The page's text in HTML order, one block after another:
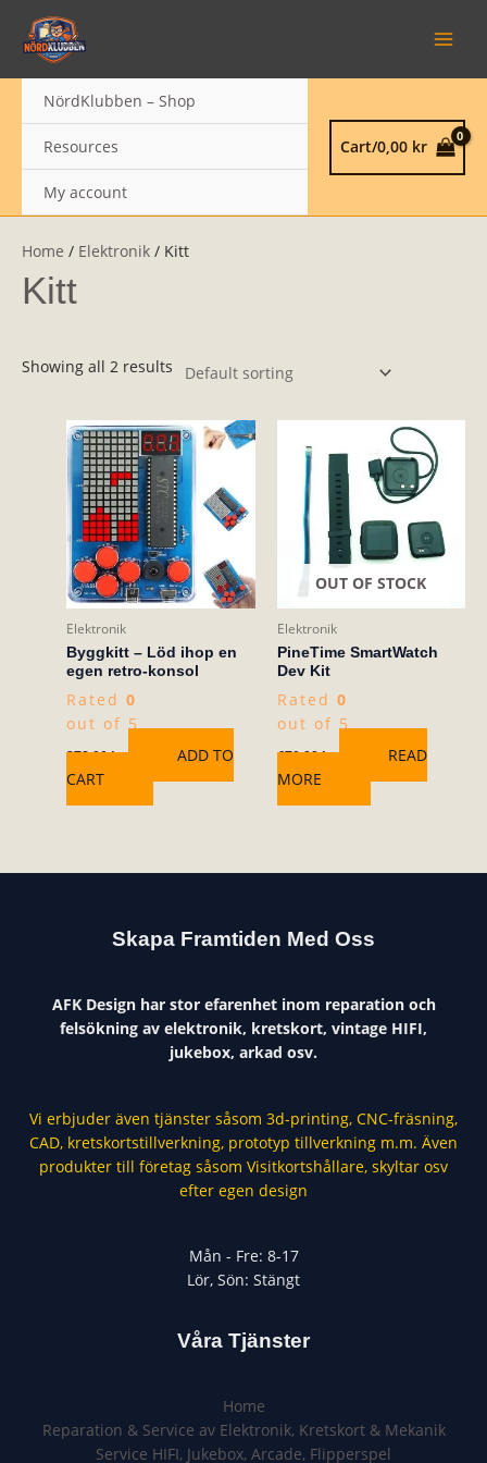
content
NördKlubben – Shop
Resources
My account
Cart/0,00 kr
Home / Elektronik / Kitt
Kitt
Showing all 2 results
Elektronik
Byggkitt – Löd ihop en
egen retro-konsol
Rated0
out of 5
278,00kr
ADD TO
CART
OUT OF STOCK
Elektronik
PineTime SmartWatch
Dev Kit
Rated 0
out of 5
670,00kr
READ
MORE
Skapa Framtiden Med Oss
AFK Design har stor efarenhet inom reparation och
felsökning av elektronik, kretskort, vintage HIFI,
jukebox, arkad osv.
Vi erbjuder även tjänster såsom 3d-printing, CNC-fräsning,
CAD, kretskortstillverkning, prototyp tillverkning m.m. Även
produkter till företag såsom Visitkortshållare, skyltar osv
efter egen design
Mån - Fre: 8-17
Lör, Sön: Stängt
Våra Tjänster
Home
Reparation & Service av Elektronik, Kretskort & Mekanik​
Service HIFI, Jukebox, Arcade, Flipperspel